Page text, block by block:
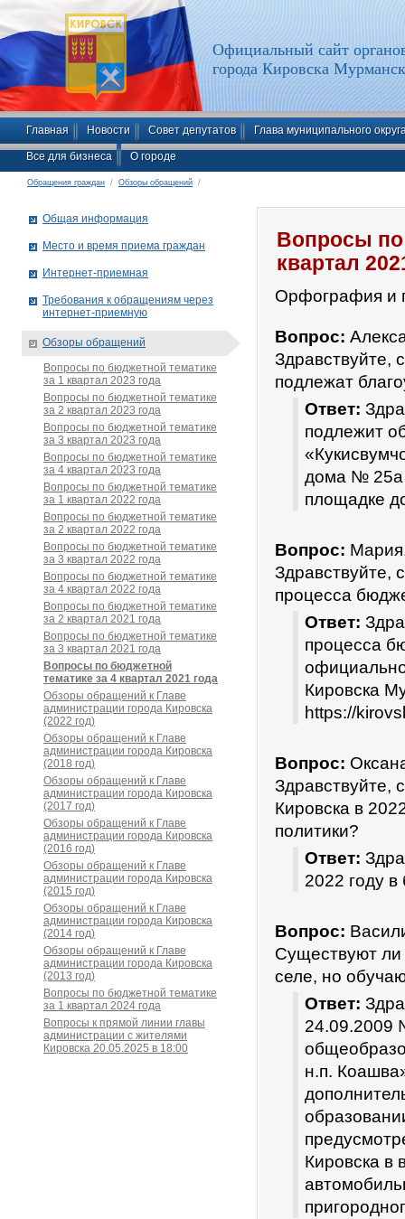
Официальный сайт
города Кировска
Главная Новости Совет депутатов Глава муниципального
Все для бизнеса О городе
Обращения граждан / Обзоры обращений /
Вопросы по
квартал
Орфография и
Вопрос:
Здравствуйте,
подлежат
Ответ:
подлежит
дома № 25а
площадке
Вопрос:
Здравствуйте,
процесса
Ответ:
процесса
Кировска
https://
Вопрос:
Здравствуйте,
Кировска в
политики?
Ответ:
2022 году
Вопрос:
Существуют
селе, но
Ответ:
24.09.2009
н.п.
Кировска в
Общая информация
Место и время приема граждан
Интернет-приемная
Требования к обращениям через
интернет-приемную
Обзоры обращений
Вопросы по бюджетной тематике
за 1 квартал 2023 года
Вопросы по бюджетной тематике
за 2 квартал 2023 года
Вопросы по бюджетной тематике
за 3 квартал 2023 года
Вопросы по бюджетной тематике
за 4 квартал 2023 года
Вопросы по бюджетной тематике
за 1 квартал 2022 года
Вопросы по бюджетной тематике
за 2 квартал 2022 года
Вопросы по бюджетной тематике
за 3 квартал 2022 года
Вопросы по бюджетной тематике
за 4 квартал 2022 года
Вопросы по бюджетной тематике
за 2 квартал 2021 года
Вопросы по бюджетной тематике
за 3 квартал 2021 года
Вопросы по бюджетной
тематике за 4 квартал 2021 года
Обзоры обращений к Главе
администрации города Кировска
(2022 год)
Обзоры обращений к Главе
администрации города Кировска
(2018 год)
Обзоры обращений к Главе
администрации города Кировска
(2017 год)
Обзоры обращений к Главе
администрации города Кировска
(2016 год)
Обзоры обращений к Главе
администрации города Кировска
(2015 год)
Обзоры обращений к Главе
администрации города Кировска
(2014 год)
Обзоры обращений к Главе
администрации города Кировска
(2013 год)
Вопросы по бюджетной тематике
за 1 квартал 2024 года
Вопросы к прямой линии главы
администрации с жителями
Кировска 20.05.2025 в 18:00